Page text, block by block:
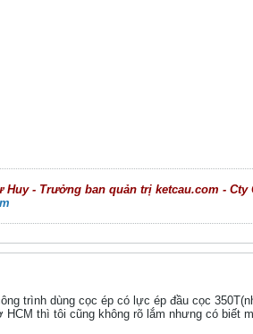
Huy - Trưởng ban quản trị ketcau.com - Cty
trình dùng cọc ép có lực ép đầu cọc
HCM thì tôi cũng không rõ lắm nhưng có biết